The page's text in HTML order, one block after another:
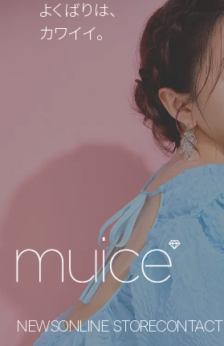
よくばりは、
カワイイ。
NEWSONLINE STORECONTACT